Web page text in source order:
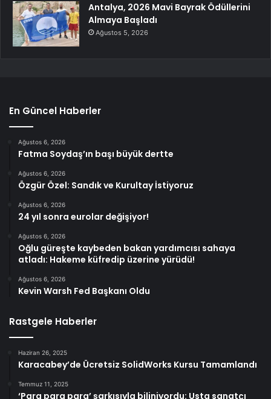
Antalya, 2026 Mavi Bayrak Ödüllerini
Almaya Başladı
Ağustos 5, 2026
En Güncel Haberler
Ağustos 6, 2026
Fatma Soydaş’ın başı büyük dertte
Ağustos 6, 2026
Özgür Özel: Sandık ve Kurultay İstiyoruz
Ağustos 6, 2026
24 yıl sonra eurolar değişiyor!
Ağustos 6, 2026
Oğlu güreşte kaybeden bakan yardımcısı sahaya
atladı: Hakeme küfredip üzerine yürüdü!
Ağustos 6, 2026
Kevin Warsh Fed Başkanı Oldu
Rastgele Haberler
Haziran 26, 2025
Karacabey’de Ücretsiz SolidWorks Kursu Tamamlandı
Temmuz 11, 2025
‘Para para para’ şarkısıyla biliniyordu: Usta sanatçı